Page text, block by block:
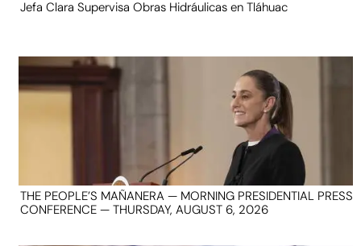
Jefa Clara Supervisa Obras Hidráulicas en Tláhuac
THE PEOPLE’S MAÑANERA — MORNING PRESIDENTIAL PRESS
CONFERENCE — THURSDAY, AUGUST 6, 2026